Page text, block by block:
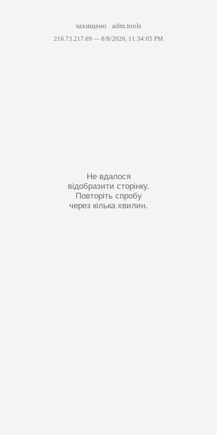
захищено adm.tools
216.73.217.69 — 8/8/2026, 11:34:05 PM
Не вдалося
відобразити сторінку.
Повторіть спробу
через кілька хвилин.